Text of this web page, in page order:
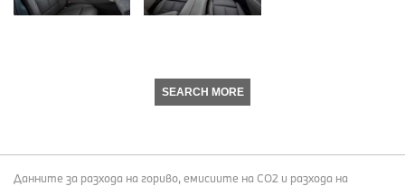
SEARCH MORE
Данните за разхода на гориво, емисиите на СО2 и разхода на